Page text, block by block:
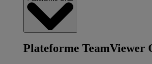
Plateforme TeamViewer